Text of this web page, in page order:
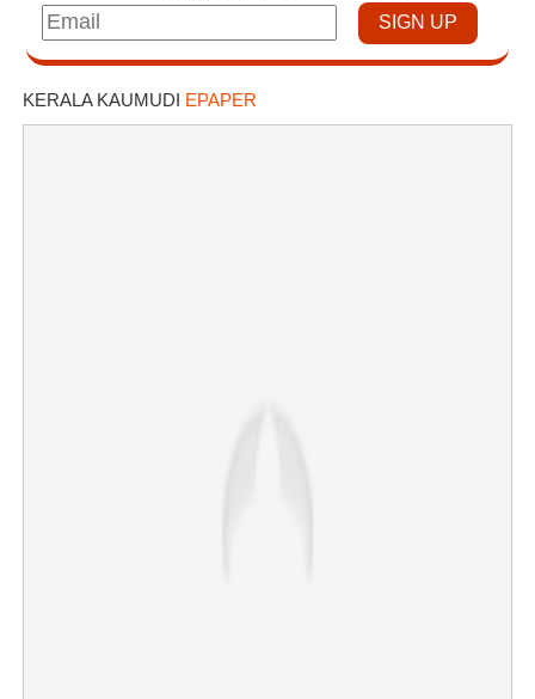
KERALA KAUMUDI EPAPER